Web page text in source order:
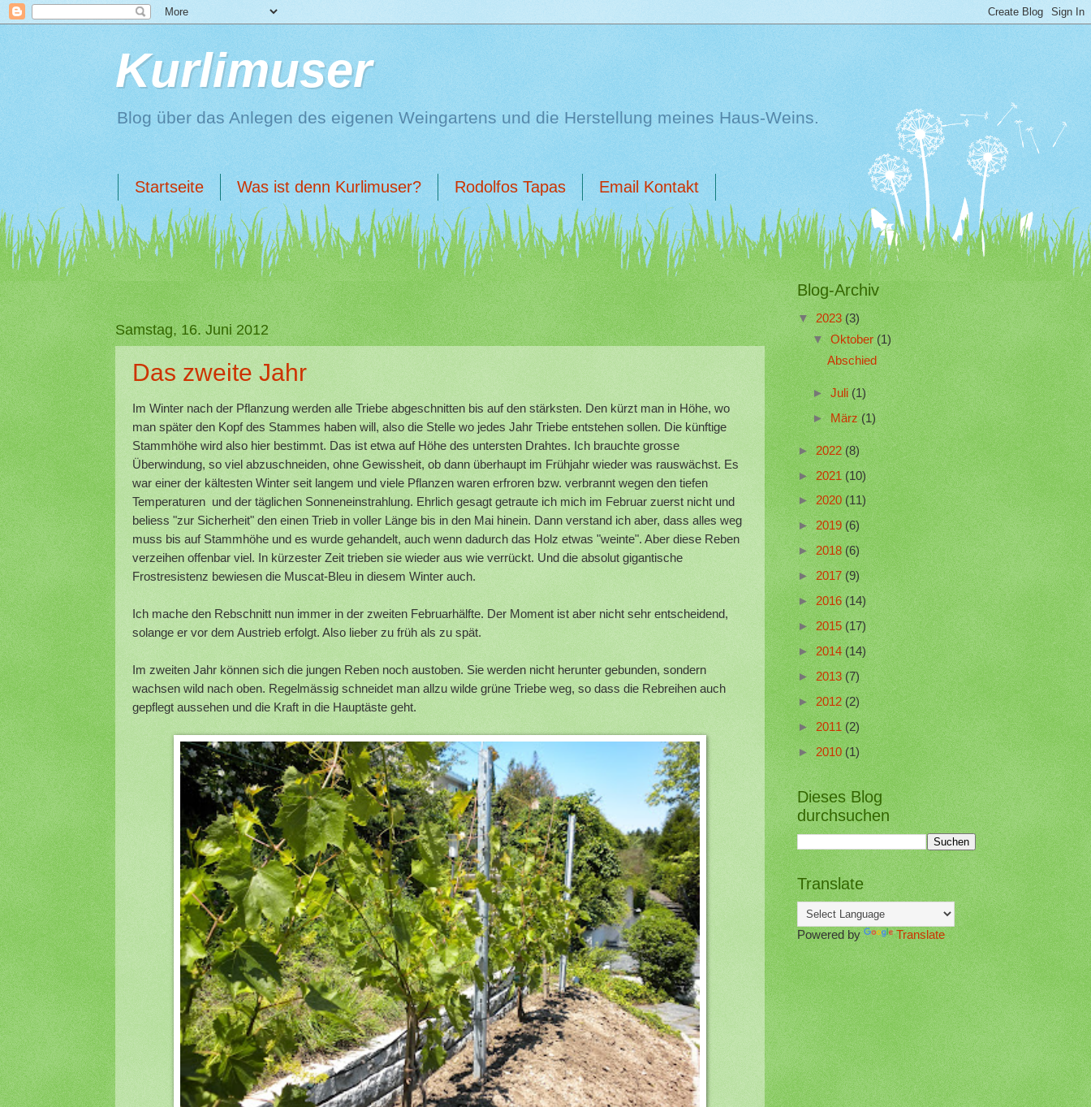
Kurlimuser
Blog über das Anlegen des eigenen Weingartens und die Herstellung meines Haus-Weins.
Startseite Was ist denn Kurlimuser? Rodolfos Tapas Email Kontakt
Samstag, 16. Juni 2012
Das zweite Jahr
Im Winter nach der Pflanzung werden alle Triebe abgeschnitten bis auf den stärksten. Den kürzt man in Höhe, wo
man später den Kopf des Stammes haben will, also die Stelle wo jedes Jahr Triebe entstehen sollen. Die künftige
Stammhöhe wird also hier bestimmt. Das ist etwa auf Höhe des untersten Drahtes. Ich brauchte grosse
Überwindung, so viel abzuschneiden, ohne Gewissheit, ob dann überhaupt im Frühjahr wieder was rauswächst. Es
war einer der kältesten Winter seit langem und viele Pflanzen waren erfroren bzw. verbrannt wegen den tiefen
Temperaturen und der täglichen Sonneneinstrahlung. Ehrlich gesagt getraute ich mich im Februar zuerst nicht und
beliess "zur Sicherheit" den einen Trieb in voller Länge bis in den Mai hinein. Dann verstand ich aber, dass alles weg
muss bis auf Stammhöhe und es wurde gehandelt, auch wenn dadurch das Holz etwas "weinte". Aber diese Reben
verzeihen offenbar viel. In kürzester Zeit trieben sie wieder aus wie verrückt. Und die absolut gigantische
Frostresistenz bewiesen die Muscat-Bleu in diesem Winter auch.
Ich mache den Rebschnitt nun immer in der zweiten Februarhälfte. Der Moment ist aber nicht sehr entscheidend,
solange er vor dem Austrieb erfolgt. Also lieber zu früh als zu spät.
Im zweiten Jahr können sich die jungen Reben noch austoben. Sie werden nicht herunter gebunden, sondern
wachsen wild nach oben. Regelmässig schneidet man allzu wilde grüne Triebe weg, so dass die Rebreihen auch
gepflegt aussehen und die Kraft in die Hauptäste geht.
Blog-Archiv
▼2023(3)
▼Oktober(1)
Abschied
►Juli(1)
►März(1)
►2022(8)
►2021(10)
►2020(11)
►2019(6)
►2018(6)
►2017(9)
►2016(14)
►2015(17)
►2014(14)
►2013(7)
►2012(2)
►2011(2)
►2010(1)
Dieses Blog
durchsuchen
Translate
Powered by Translate